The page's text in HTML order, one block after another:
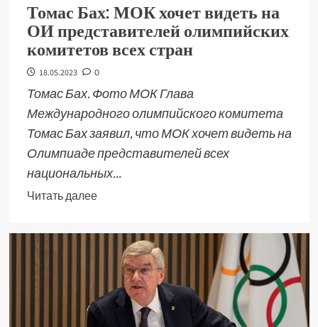
Томас Бах: МОК хочет видеть на
ОИ представителей олимпийских
комитетов всех стран
18.05.2023 0
Томас Бах. Фото МОК Глава
Международного олимпийского комитета
Томас Бах заявил, что МОК хочет видеть на
Олимпиаде представителей всех
национальных...
Читать далее